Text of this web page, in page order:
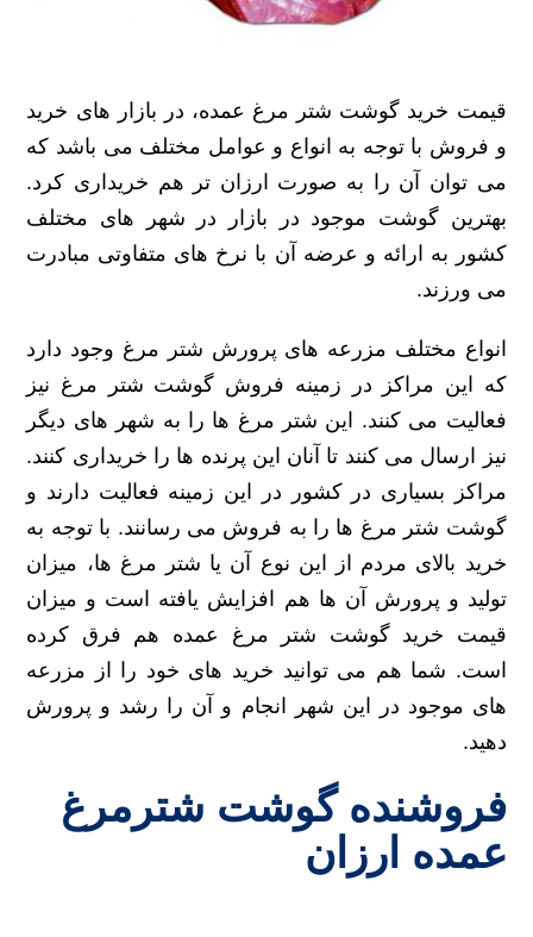
قیمت خرید گوشت شتر مرغ عمده، در بازار های خرید
و فروش با توجه به انواع و عوامل مختلف می باشد که
می توان آن را به صورت ارزان تر هم خریداری کرد.
بهترین گوشت موجود در بازار در شهر های مختلف
کشور به ارائه و عرضه آن با نرخ های متفاوتی مبادرت
می ورزند.
انواع مختلف مزرعه های پرورش شتر مرغ وجود دارد
که این مراکز در زمینه فروش گوشت شتر مرغ نیز
فعالیت می کنند. این شتر مرغ ها را به شهر های دیگر
نیز ارسال می کنند تا آنان این پرنده ها را خریداری کنند.
مراکز بسیاری در کشور در این زمینه فعالیت دارند و
گوشت شتر مرغ ها را به فروش می رسانند. با توجه به
خرید بالای مردم از این نوع آن یا شتر مرغ ها، میزان
تولید و پرورش آن ها هم افزایش یافته است و میزان
قیمت خرید گوشت شتر مرغ عمده هم فرق کرده
است. شما هم می توانید خرید های خود را از مزرعه
های موجود در این شهر انجام و آن را رشد و پرورش
دهید.
فروشنده گوشت شترمرغ
عمده ارزان